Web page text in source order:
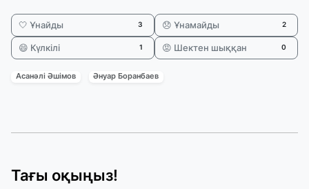
🤍 Ұнайды 3 😞 Ұнамайды 2
😄 Күлкілі 1 😡 Шектен шыққан 0
Асанәлі Әшімов Әнуар Боранбаев
Тағы оқыңыз!